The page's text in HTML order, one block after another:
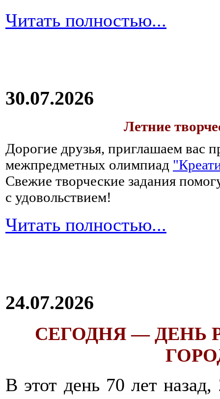
Читать полностью...
30.07.2026
Летние
Дорогие друзья, приглашаем вас
межпредметных олимпиад
Свежие творческие задания
с удовольствием!
Читать полностью...
24.07.2026
СЕГОДНЯ — ДЕНЬ
В этот день 70 лет